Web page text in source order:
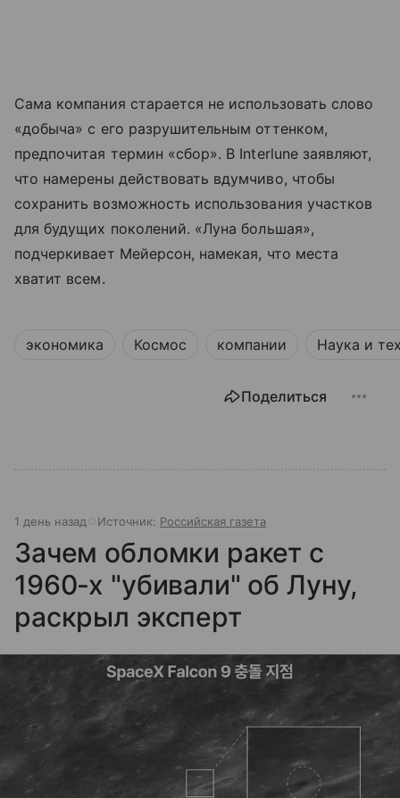
Сама компания старается не использовать слово
«добыча» с его разрушительным оттенком,
предпочитая термин «сбор». В Interlune заявляют,
что намерены действовать вдумчиво, чтобы
сохранить возможность использования участков
для будущих поколений. «Луна большая»,
подчеркивает Мейерсон, намекая, что места
хватит всем.
экономика Космос компании Наука и
Поделиться
1 день назад Источник: Российская газета
Зачем обломки ракет с
1960-х "убивали" об Луну,
раскрыл эксперт